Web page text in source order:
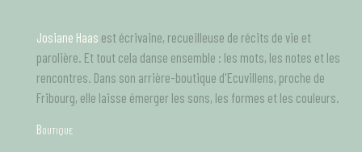
contenu
principal
Josiane Haas est écrivaine, recueilleuse de récits de vie et
parolière. Et tout cela danse ensemble : les mots, les notes et les
rencontres. Dans son arrière-boutique d'Ecuvillens, proche de
Fribourg, elle laisse émerger les sons, les formes et les couleurs.
Boutique